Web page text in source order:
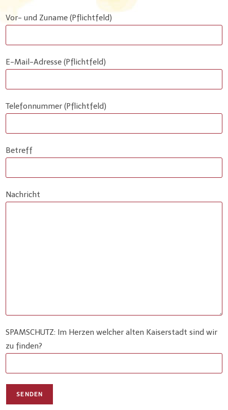
Vor- und Zuname (Pflichtfeld)
E-Mail-Adresse (Pflichtfeld)
Telefonnummer (Pflichtfeld)
Betreff
Nachricht
SPAMSCHUTZ: Im Herzen welcher alten Kaiserstadt sind wir
zu finden?